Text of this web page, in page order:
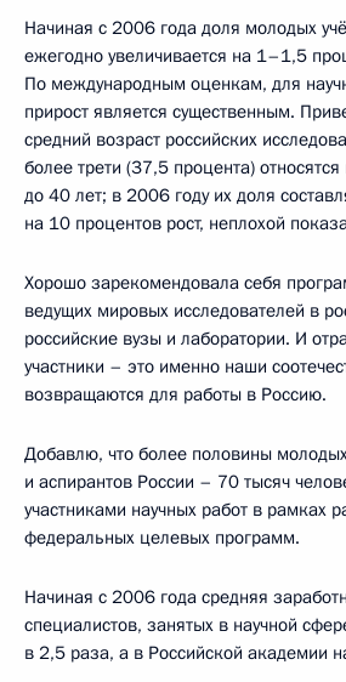
Начиная с 2006 года доля молодых
ежегодно увеличивается на 1–1,5
По международным оценкам, для
прирост является существенным.
средний возраст российских
более трети (37,5 процента)
до 40 лет; в 2006 году их доля
на 10 процентов рост, неплохой
Хорошо зарекомендовала себя
ведущих мировых исследователей в
российские вузы и лаборатории. И
участники – это именно наши
возвращаются для работы в Россию.
Добавлю, что более половины
и аспирантов России – 70 тысяч
участниками научных работ в рамках
федеральных целевых программ.
Начиная с 2006 года средняя
специалистов, занятых в научной
в 2,5 раза, а в Российской академии